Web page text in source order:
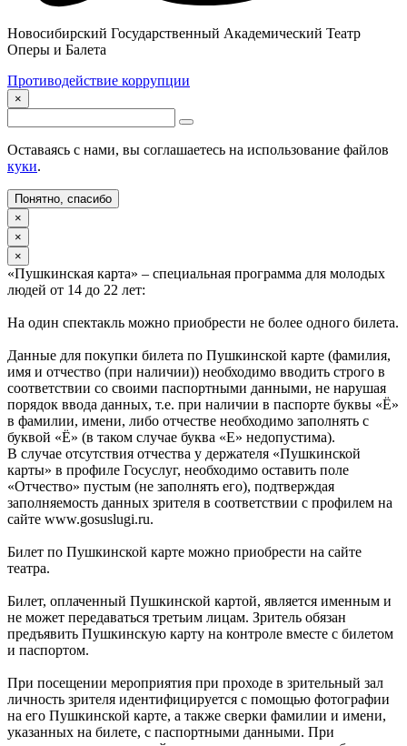
Новосибирский Государственный Академический Театр
Оперы и Балета
Противодействие коррупции
×
Оставаясь с нами, вы соглашаетесь на использование файлов
куки.
Понятно, спасибо
×
×
×
«Пушкинская карта» – специальная программа для молодых
людей от 14 до 22 лет:
На один спектакль можно приобрести не более одного билета.
Данные для покупки билета по Пушкинской карте (фамилия,
имя и отчество (при наличии)) необходимо вводить строго в
соответствии со своими паспортными данными, не нарушая
порядок ввода данных, т.е. при наличии в паспорте буквы «Ё»
в фамилии, имени, либо отчестве необходимо заполнять с
буквой «Ё» (в таком случае буква «Е» недопустима).
В случае отсутствия отчества у держателя «Пушкинской
карты» в профиле Госуслуг, необходимо оставить поле
«Отчество» пустым (не заполнять его), подтверждая
заполняемость данных зрителя в соответствии с профилем на
сайте www.gosuslugi.ru.
Билет по Пушкинской карте можно приобрести на сайте
театра.
Билет, оплаченный Пушкинской картой, является именным и
не может передаваться третьим лицам. Зритель обязан
предъявить Пушкинскую карту на контроле вместе с билетом
и паспортом.
При посещении мероприятия при проходе в зрительный зал
личность зрителя идентифицируется с помощью фотографии
на его Пушкинской карте, а также сверки фамилии и имени,
указанных на билете, с паспортными данными. При